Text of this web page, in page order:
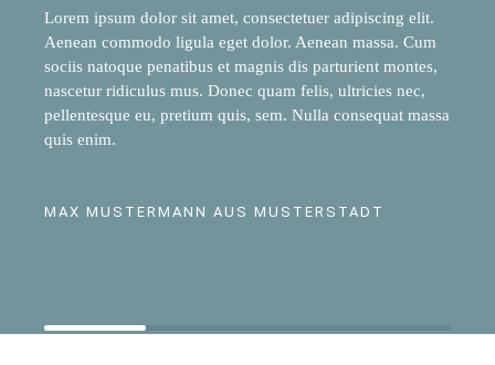
Lorem ipsum dolor sit amet, consectetuer adipiscing elit.
Aenean commodo ligula eget dolor. Aenean massa. Cum
sociis natoque penatibus et magnis dis parturient montes,
nascetur ridiculus mus. Donec quam felis, ultricies nec,
pellentesque eu, pretium quis, sem. Nulla consequat massa
quis enim.
MAX MUSTERMANN AUS MUSTERSTADT